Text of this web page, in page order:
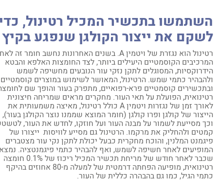
בתכשיר המכיל רטינול, כדי
את ייצור הקולגן שנפגע בקיץ
רטינול הוא נגזרת של ויטמין A. בשנים האחרונות נחשב חומר זה לאחד
הקוסמטיים היעילים ביותר, לצד החומצות האלפא והבטא
המסוגלים לתקן נזקי עור הנובעים מחשיפה לשמש
כתמי שמש. הרטינול, המאושר לשימוש במוצרים קוסמטיים
קוסמטיים פרא-רפואיים, מתפרק בעור והופך שם לחומצה
הפועלת על תאי העור. מחקרים מראים שמריחה חיצונית
לאורך זמן של נגזרות ויטמין A כולל רטינול, מאיצה משמעותית את
של קולגן ופרו קולגן (חומר המוצא שממנו נוצר הקולגן בעור),
מסייעת לשמור על מבנה העור ועל חוזקו, לחדש את העור, לטשטש
ולהחליק את מרקמו. הרטינול גם מסייע לוויסות ייצורו של
המלנין, והוכח מחקרית כבעל יכולת לתקן נקי עור מצטברים
לאחר חשיפה לשמש, ואף להבהיר כתמי פיגמנטציה. נמצא
שכבר לאחר חודש של מריחת תכשיר המכיל ריכוז של 0.1% חומצה
רטינואית, מופיעה הפחתה דרמטית של למעלה מ-80 אחוזים בהיקף
הגיל, כמו גם בהבהרה כללית של העור.